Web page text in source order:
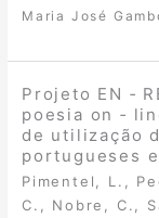
Maria José
Projeto EN ‐
poesia on ‐
de utilização
portugueses
Pimentel, L.,
C., Nobre, C.,